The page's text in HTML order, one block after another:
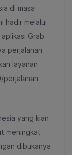
di masa
hadir melalui
Grab
perjalanan
layanan
perjalanan
yang kian
meningkat
dibukanya